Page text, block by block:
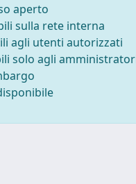
aperto
sulla rete interna
agli utenti autorizzati
solo agli